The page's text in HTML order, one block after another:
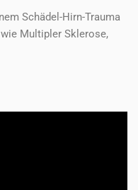
Schädel-Hirn-Trauma
Multipler Sklerose,